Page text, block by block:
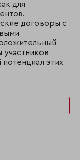
для
договоры с
этих